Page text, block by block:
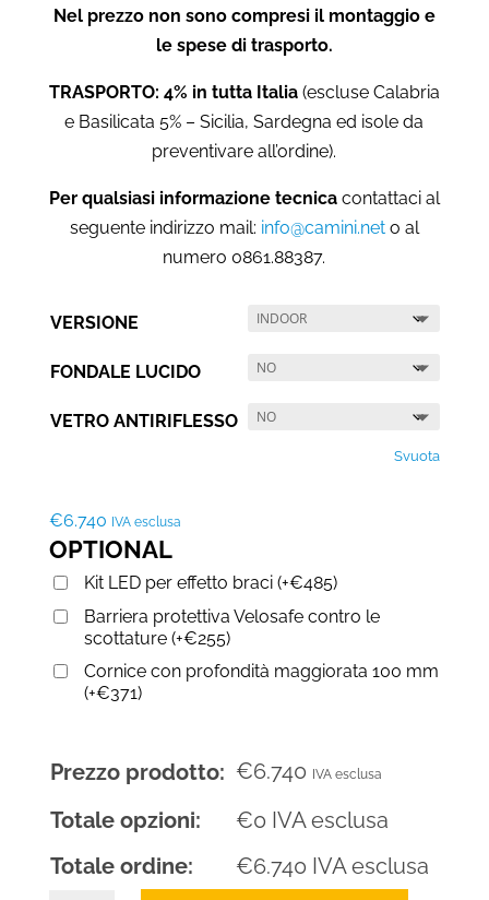
Nel prezzo non sono compresi il montaggio e
le spese di trasporto.
TRASPORTO: 4% in tutta Italia (escluse Calabria
e Basilicata 5% – Sicilia, Sardegna ed isole da
preventivare all’ordine).
Per qualsiasi informazione tecnicacontattaci al
seguente indirizzo mail: info@camini.neto al
numero 0861.88387.
VERSIONE
FONDALE LUCIDO
VETRO ANTIRIFLESSO
Svuota
€6.740 IVA esclusa
OPTIONAL
Kit LED per effetto braci (+€485)
Barriera protettiva Velosafe contro le
scottature (+€255)
Cornice con profondità maggiorata 100 mm
(+€371)
Prezzo prodotto: €6.740 IVA esclusa
Totale opzioni: €0 IVA esclusa
Totale ordine:
€6.740 IVA esclusa